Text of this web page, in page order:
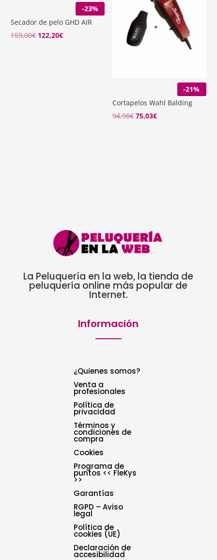
-23%
Secador de pelo GHD AIR
159,00€ El
122,20€El
-21%
Cortapelos Wahl Balding
94,98€ 75,03€
La Peluquería en la web, la tienda de
peluquería online más popular de
Internet.
Información
¿Quienes somos?
Venta a
profesionales
Política de
privacidad
Términos y
condiciones de
compra
Cookies
Programa de
puntos << FleKys
>>
Garantías
RGPD – Aviso
legal
Política de
cookies (UE)
Declaración de
accesibilidad